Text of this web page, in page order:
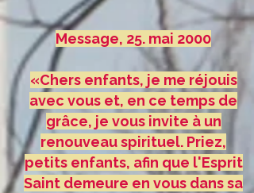
Message, 25. mai 2000
«Chers enfants, je me réjouis
avec vous et, en ce temps de
grâce, je vous invite à un
renouveau spirituel. Priez,
petits enfants, afin que l'Esprit
Saint demeure en vous dans sa